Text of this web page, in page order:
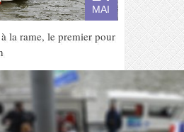
MAI
la rame, le premier pour